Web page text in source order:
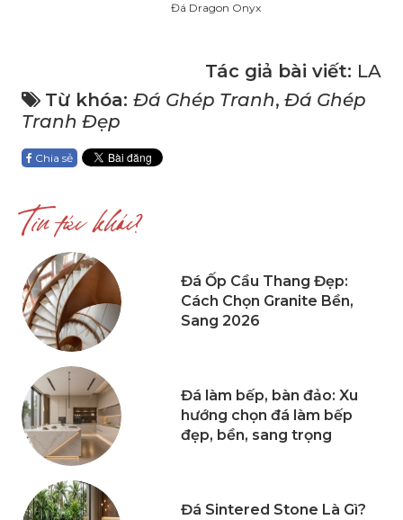
Đá Dragon Onyx
Tác giả bài viết: LA
Từ khóa: Đá Ghép Tranh, Đá Ghép
Tranh Đẹp
Chia sẻ
Tin tức khác?
Đá Ốp Cầu Thang Đẹp:
Cách Chọn Granite Bền,
Sang 2026
Đá làm bếp, bàn đảo: Xu
hướng chọn đá làm bếp
đẹp, bền, sang trọng
Đá Sintered Stone Là Gì?